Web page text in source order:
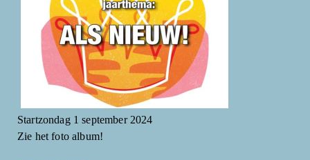
Startzondag 1 september 2024
Zie het foto album!